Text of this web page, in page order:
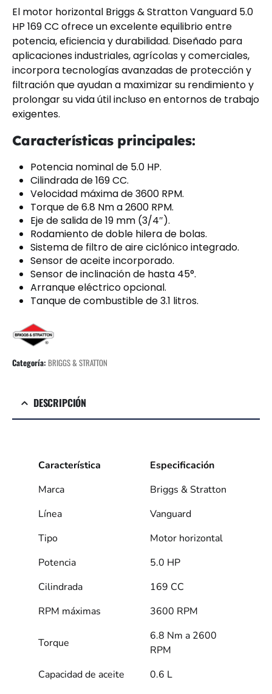
El motor horizontal Briggs & Stratton Vanguard 5.0
HP 169 CC ofrece un excelente equilibrio entre
potencia, eficiencia y durabilidad. Diseñado para
aplicaciones industriales, agrícolas y comerciales,
incorpora tecnologías avanzadas de protección y
filtración que ayudan a maximizar su rendimiento y
prolongar su vida útil incluso en entornos de trabajo
exigentes.
Características principales:
Potencia nominal de 5.0 HP.
Cilindrada de 169 CC.
Velocidad máxima de 3600 RPM.
Torque de 6.8 Nm a 2600 RPM.
Eje de salida de 19 mm (3/4″).
Rodamiento de doble hilera de bolas.
Sistema de filtro de aire ciclónico integrado.
Sensor de aceite incorporado.
Sensor de inclinación de hasta 45°.
Arranque eléctrico opcional.
Tanque de combustible de 3.1 litros.
Categoría:BRIGGS & STRATTON
DESCRIPCIÓN
Característica
Especificación
Marca
Briggs & Stratton
Línea
Vanguard
Tipo
Motor horizontal
Potencia
5.0 HP
Cilindrada
169 CC
RPM máximas
3600 RPM
Torque
6.8 Nm a 2600
RPM
Capacidad de aceite
0.6 L